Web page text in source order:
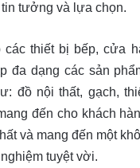
tưởng và lựa chọn.
các thiết bị bếp, cửa
đa dạng các sản
đồ nội thất, gạch,
đến cho khách
và mang đến một
tuyệt vời.